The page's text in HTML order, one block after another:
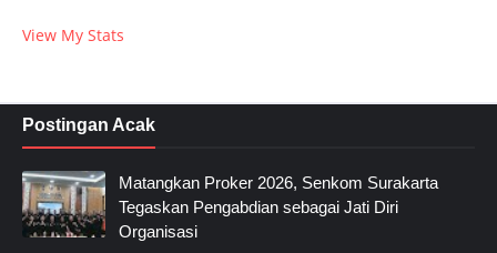
View My Stats
Postingan Acak
Matangkan Proker 2026, Senkom Surakarta
Tegaskan Pengabdian sebagai Jati Diri
Organisasi